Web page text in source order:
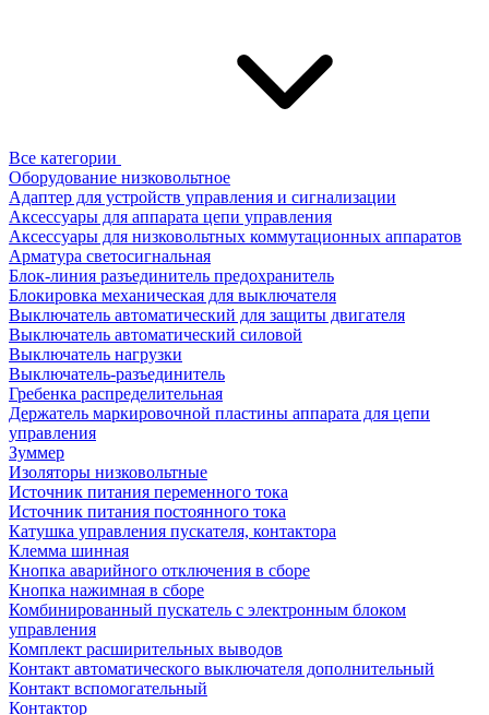
Все категории
Оборудование низковольтное
Адаптер для устройств управления и сигнализации
Аксессуары для аппарата цепи управления
Аксессуары для низковольтных коммутационных аппаратов
Арматура светосигнальная
Блок-линия разъединитель предохранитель
Блокировка механическая для выключателя
Выключатель автоматический для защиты двигателя
Выключатель автоматический силовой
Выключатель нагрузки
Выключатель-разъединитель
Гребенка распределительная
Держатель маркировочной пластины аппарата для цепи
управления
Зуммер
Изоляторы низковольтные
Источник питания переменного тока
Источник питания постоянного тока
Катушка управления пускателя, контактора
Клемма шинная
Кнопка аварийного отключения в сборе
Кнопка нажимная в сборе
Комбинированный пускатель с электронным блоком
управления
Комплект расширительных выводов
Контакт автоматического выключателя дополнительный
Контакт вспомогательный
Контактор